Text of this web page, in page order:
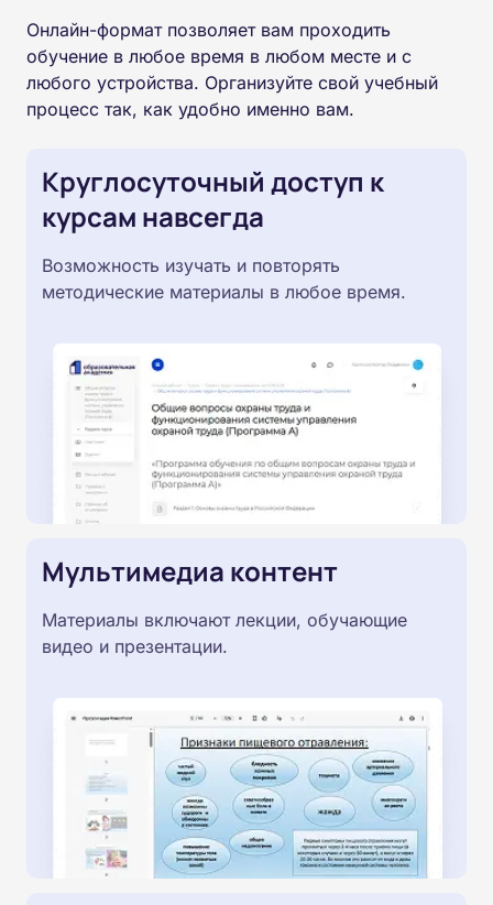
Онлайн-формат позволяет вам проходить
обучение в любое время в любом месте и с
любого устройства. Организуйте свой учебный
процесс так, как удобно именно вам.
Круглосуточный доступ к
курсам навсегда
Возможность изучать и повторять
методические материалы в любое время.
Мультимедиа контент
Материалы включают лекции, обучающие
видео и презентации.